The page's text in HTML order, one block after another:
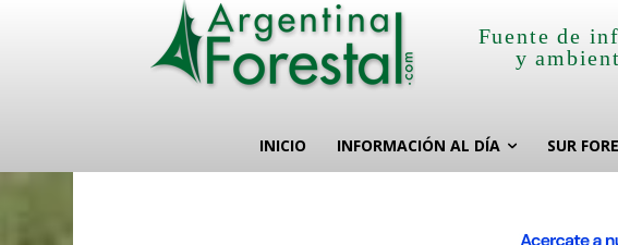
Fuente de
y
INICIO INFORMACIÓN AL DÍA SUR